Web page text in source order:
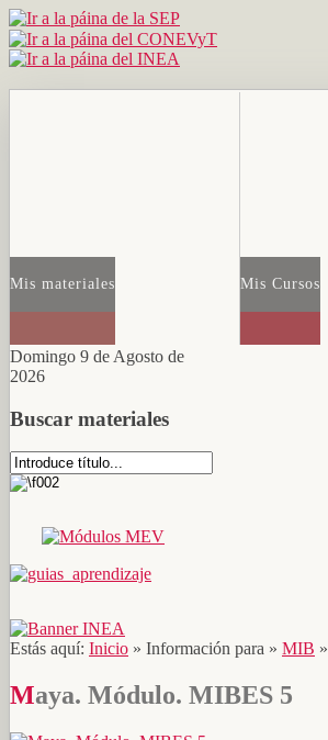
Mis materiales Mis Cursos
Domingo 9 de Agosto de
2026
Buscar materiales
Estás aquí: Inicio » Información para » MIB »
Maya. Módulo. MIBES 5